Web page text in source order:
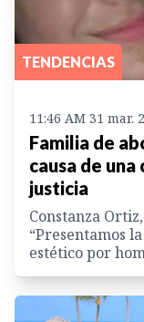
TENDENCIAS
11:46 AM 31 mar.
Familia de
causa de
justicia
Constanza
“Presentamos
estético por